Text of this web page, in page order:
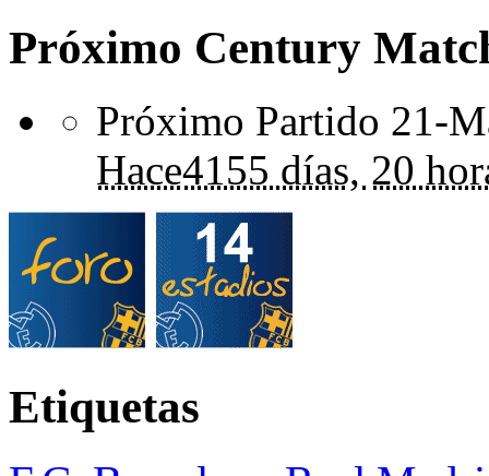
Próximo Century
Próximo Partido 21-
Hace4155 días, 20
Etiquetas